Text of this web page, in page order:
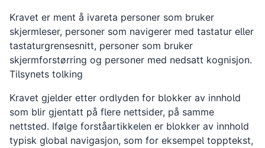
Kravet er ment å ivareta personer som bruker
skjermleser, personer som navigerer med tastatur eller
tastaturgrensesnitt, personer som bruker
skjermforstørring og personer med nedsatt kognisjon.
Tilsynets tolking
Kravet gjelder etter ordlyden for blokker av innhold
som blir gjentatt på flere nettsider, på samme
nettsted. Ifølge forståartikkelen er blokker av innhold
typisk global navigasjon, som for eksempel topptekst,